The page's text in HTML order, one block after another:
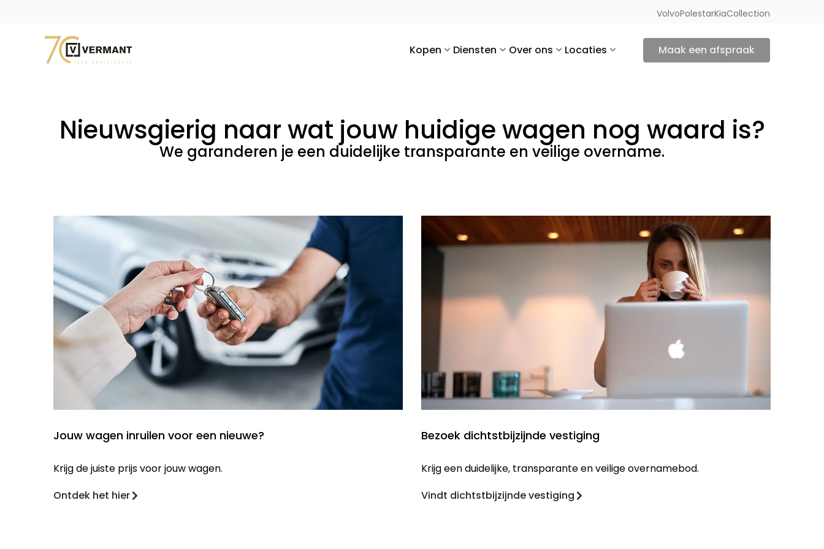
VolvoPolestarKiaCollection
Kopen Diensten Over ons Locaties Maak een afspraak
Nieuwsgierig naar wat jouw huidige wagen nog waard is?
We garanderen je een duidelijke transparante en veilige overname.
Jouw wagen inruilen voor een nieuwe?
Krijg de juiste prijs voor jouw wagen.
Ontdek het hier
Bezoek dichtstbijzijnde vestiging
Krijg een duidelijke, transparante en veilige overnamebod.
Vindt dichtstbijzijnde vestiging